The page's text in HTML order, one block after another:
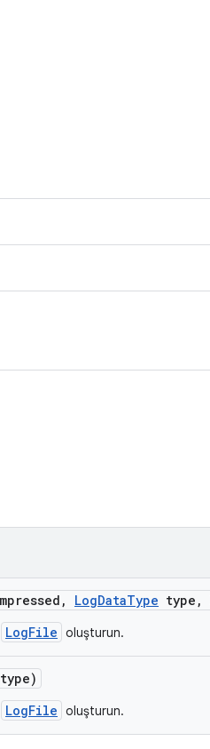
, LogDataType type ,
LogFile oluşturun.
type)
LogFile oluşturun.